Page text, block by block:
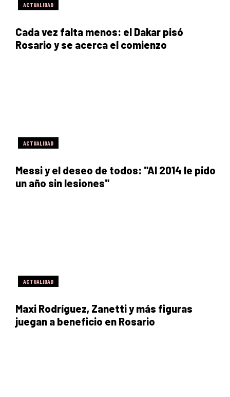
ACTUALIDAD
Cada vez falta menos: el Dakar pisó
Rosario y se acerca el comienzo
ACTUALIDAD
Messi y el deseo de todos: "Al 2014 le pido
un año sin lesiones"
ACTUALIDAD
Maxi Rodríguez, Zanetti y más figuras
juegan a beneficio en Rosario